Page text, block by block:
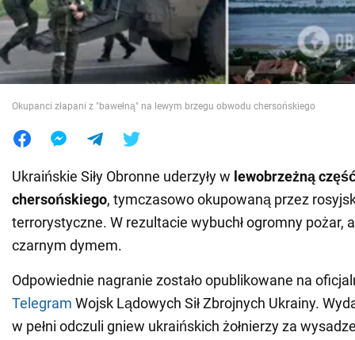
Świat
Jedzenie
Okupanci złapani z "bawełną" na lewym brzegu obwodu chersońskiego
Ukraińskie Siły Obronne uderzyły w lewobrzeżną
chersońskiego, tymczasowo okupowaną przez
terrorystyczne. W rezultacie wybuchł ogromny pożar,
czarnym dymem.
Odpowiednie nagranie zostało opublikowane na
Telegram Wojsk Lądowych Sił Zbrojnych Ukrainy.
w pełni odczuli gniew ukraińskich żołnierzy za